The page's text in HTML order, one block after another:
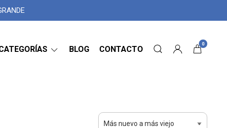
BLOG CONTACTO
0